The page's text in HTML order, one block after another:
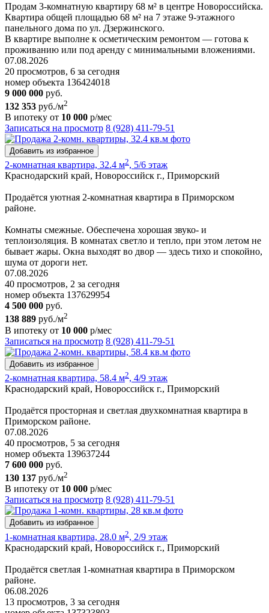
Продам 3-комнатную квартиру 68 м² в центре Новороссийска.
Квартира общей площадью 68 м² на 7 этаже 9-этажного
панельного дома по ул. Дзержинского.
В квартире выполне к осметическим ремонтом — готова к
проживанию или под аренду с минимальными вложениями.
07.08.2026
20 просмотров, 6 за сегодня
номер объекта 136424018
9 000 000 руб.
132 353 руб./м2
В ипотеку от 10 000 р/мес
Записаться на просмотр 8 (928) 411-79-51
Добавить из избранное
2-комнатная квартира, 32.4 м2, 5/6 этаж
Краснодарский край, Новороссийск г., Приморский
Продаётся уютная 2-комнатная квартира в Приморском
районе.
Комнаты смежные. Обеспечена хорошая звуко- и
теплоизоляция. В комнатах светло и тепло, при этом летом не
бывает жары. Окна выходят во двор — здесь тихо и спокойно,
шума от дороги нет.
07.08.2026
40 просмотров, 2 за сегодня
номер объекта 137629954
4 500 000 руб.
138 889 руб./м2
В ипотеку от 10 000 р/мес
Записаться на просмотр 8 (928) 411-79-51
Добавить из избранное
2-комнатная квартира, 58.4 м2, 4/9 этаж
Краснодарский край, Новороссийск г., Приморский
Продаётся просторная и светлая двухкомнатная квартира в
Приморском районе.
07.08.2026
40 просмотров, 5 за сегодня
номер объекта 139637244
7 600 000 руб.
130 137 руб./м2
В ипотеку от 10 000 р/мес
Записаться на просмотр 8 (928) 411-79-51
Добавить из избранное
1-комнатная квартира, 28.0 м2, 2/9 этаж
Краснодарский край, Новороссийск г., Приморский
Продаётся светлая 1-комнатная квартира в Приморском
районе.
06.08.2026
13 просмотров, 3 за сегодня